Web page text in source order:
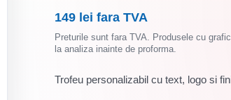
149 lei fara TVA
Preturile sunt fara TVA. Produsele cu
la analiza inainte de proforma.
Trofeu personalizabil cu text, logo si